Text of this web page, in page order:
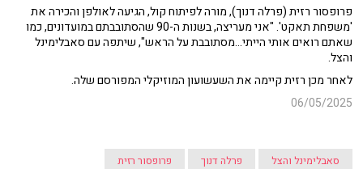
פרופסור רזית (פרלה דנוך), מורה לפיתוח קול, הגיעה לאולפן והכירה את
'משפחת תאקט'. "אני מעריצה, בשנות ה-90 שהסתובבתם במועדונים, כמו
שאתם רואים אותי הייתי...מסתובבת על הראש", שיתפה עם סאבלימינל
והצל.
לאחר מכן רזית קיימה את השעשועון המוזיקלי המפורסם שלה.
06/05/2025
סאבלימינל והצל פרלה דנוך פרופסור רזית